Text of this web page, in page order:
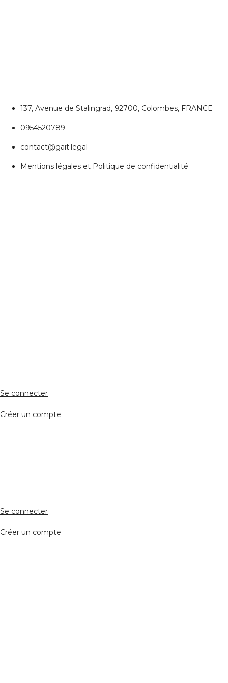
137, Avenue de Stalingrad, 92700, Colombes, FRANCE
0954520789
contact@gait.legal
Mentions légales et Politique de confidentialité
Se connecter
Créer un compte
Se connecter
Créer un compte